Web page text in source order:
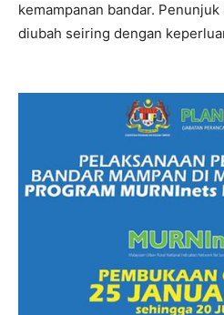
kemampanan bandar.
diubah seiring dengan